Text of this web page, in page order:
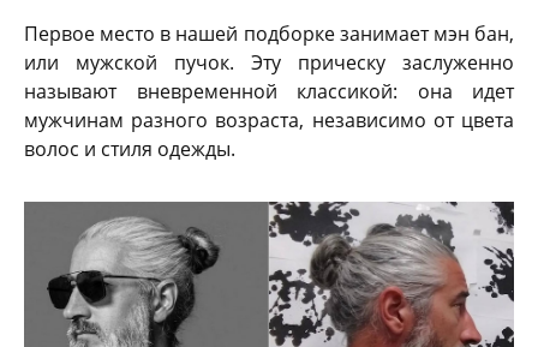
Первое место в нашей подборке занимает мэн бан,
или мужской пучок. Эту прическу заслуженно
называют вневременной классикой: она идет
мужчинам разного возраста, независимо от цвета
волос и стиля одежды.